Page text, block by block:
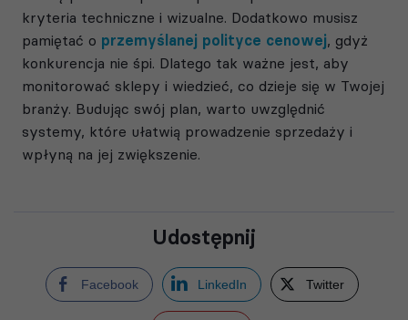
kryteria techniczne i wizualne. Dodatkowo musisz
pamiętać o przemyślanej polityce cenowej, gdyż
konkurencja nie śpi. Dlatego tak ważne jest, aby
monitorować sklepy i wiedzieć, co dzieje się w Twojej
branży. Budując swój plan, warto uwzględnić
systemy, które ułatwią prowadzenie sprzedaży i
wpłyną na jej zwiększenie.
Udostępnij
Facebook LinkedIn Twitter